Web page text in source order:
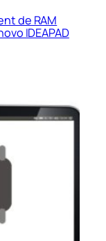
de RAM
IDEAPAD